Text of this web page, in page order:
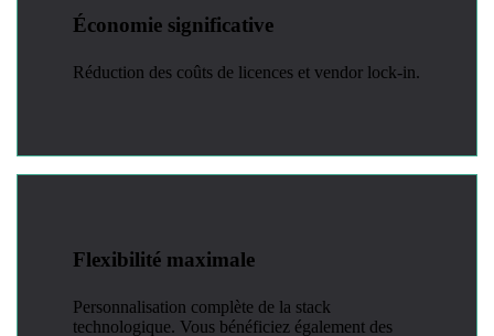
Économie significative
Réduction des coûts de licences et vendor lock-in.
Flexibilité maximale
Personnalisation complète de la stack
technologique. Vous bénéficiez également des